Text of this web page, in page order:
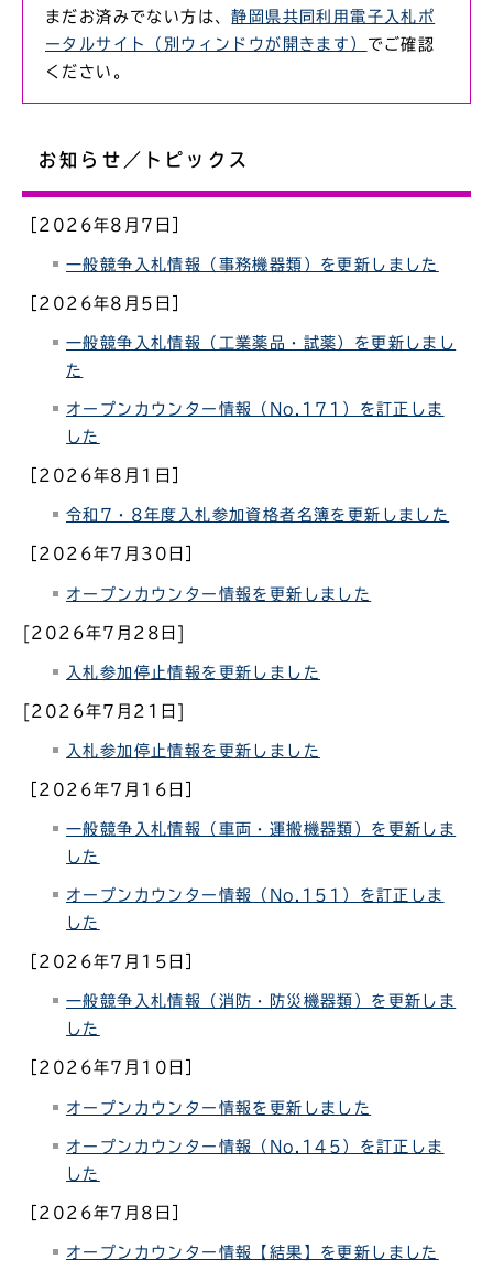
まだお済みでない方は、静岡県共同利用電子入札ポ
ータルサイト（別ウィンドウが開きます） でご確認
ください。
お知らせ／トピックス
［2026年8月7日］
一般競争入札情報（事務機器類）を更新しました
［2026年8月5日］
一般競争入札情報（工業薬品・試薬）を更新しまし
た
オープンカウンター情報（No. 171）を訂正しま
した
［2026年8月1日］
令和7・8年度入札参加資格者名簿を更新しました
［2026年7月30日］
オープンカウンター情報を更新しました
[2026年7月28日]
入札参加停止情報を更新しました
[2026年7月21日]
入札参加停止情報を更新しました
［2026年7月16日］
一般競争入札情報（車両・運搬機器類）を更新しま
した
オープンカウンター情報（No. 151）を訂正しま
した
［2026年7月15日］
一般競争入札情報（消防・防災機器類）を更新しま
した
［2026年7月10日］
オープンカウンター情報を更新しました
オープンカウンター情報（No.
145）を訂正しま
した
［2026年7月8日］
オープンカウンター情報【結果】を更新しました